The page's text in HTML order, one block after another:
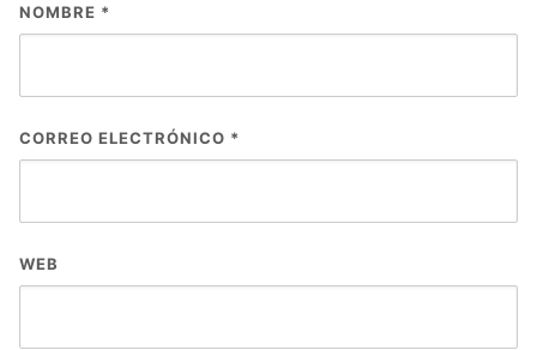
NOMBRE *
CORREO ELECTRÓNICO *
WEB